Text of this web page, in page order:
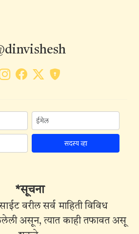
सदस्य व्हा
*सूचना
वरील सर्व माहिती विविध
असून, त्यात काही तफावत असू